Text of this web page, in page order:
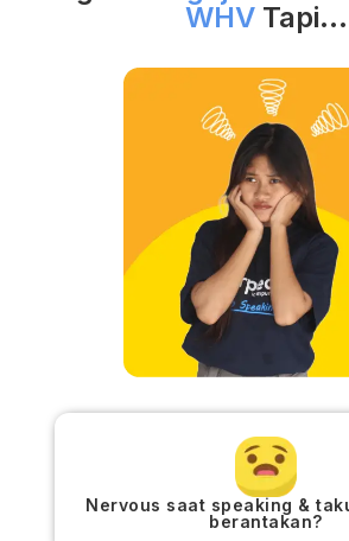
WHVTapi...
Nervous saat speaking &
berantakan?